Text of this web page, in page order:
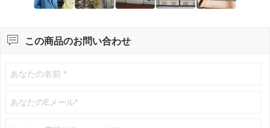
 この商品のお問い合わせ